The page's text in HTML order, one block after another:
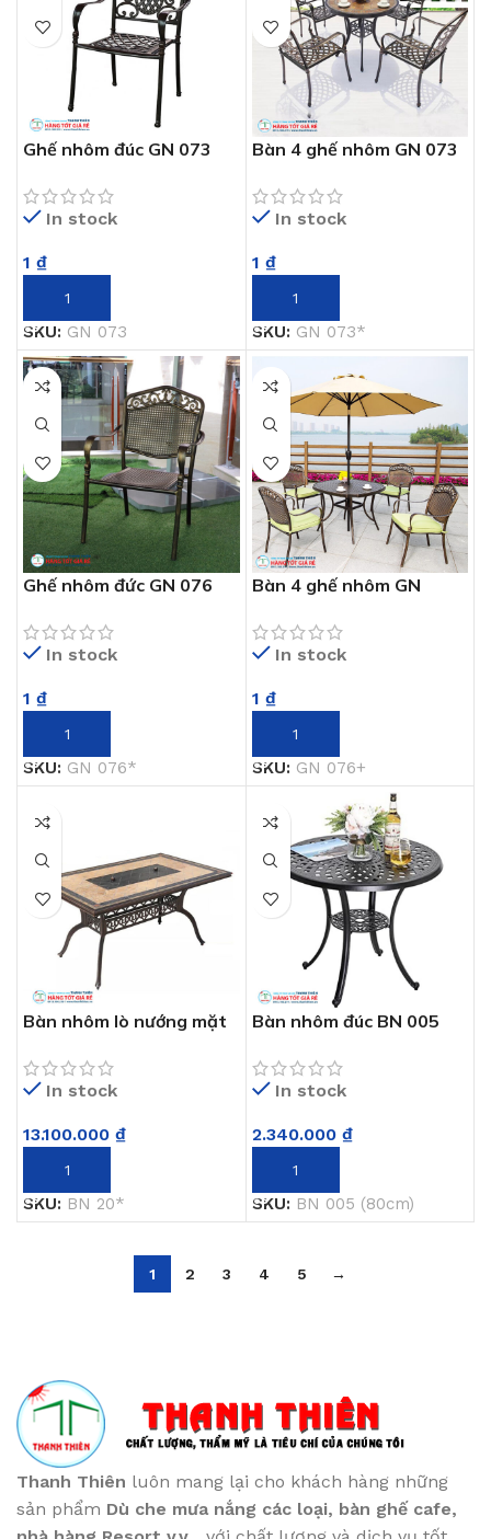
Ghế nhôm đúc GN 073
In stock
1 ₫
THÊM VÀO GIỎ HÀNG
SKU: GN 073
Bàn 4 ghế nhôm GN 073
In stock
1 ₫
THÊM VÀO GIỎ HÀNG
SKU: GN 073*
Ghế nhôm đức GN 076
In stock
1 ₫
THÊM VÀO GIỎ HÀNG
SKU: GN 076*
Bàn 4 ghế nhôm GN
In stock
1 ₫
THÊM VÀO GIỎ HÀNG
SKU: GN 076+
Bàn nhôm lò nướng mặt
In stock
13.100.000 ₫
THÊM VÀO GIỎ HÀNG
SKU: BN 20*
Bàn nhôm đúc BN 005
In stock
2.340.000 ₫
THÊM VÀO GIỎ HÀNG
SKU: BN 005 (80cm)
1 2 3 4 5 →
Thanh Thiên luôn mang lại cho khách hàng những
sản phẩm Dù che mưa nắng các loại, bàn ghế cafe,